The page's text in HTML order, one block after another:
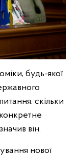
будь-якої
скільки
він.
нової